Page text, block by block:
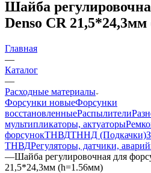
Шайба
Denso CR
Главная
—
Каталог
—
Расходные материалы
Форсунки новыеФорсунки
восстановленныеРаспылители
мультипликаторы, актуаторы
форсунокТНВДТННД (Подкачки)
ТНВДРегуляторы, датчики,
—Шайба регулировочная для
21,5*24,3мм (h=1.56мм)